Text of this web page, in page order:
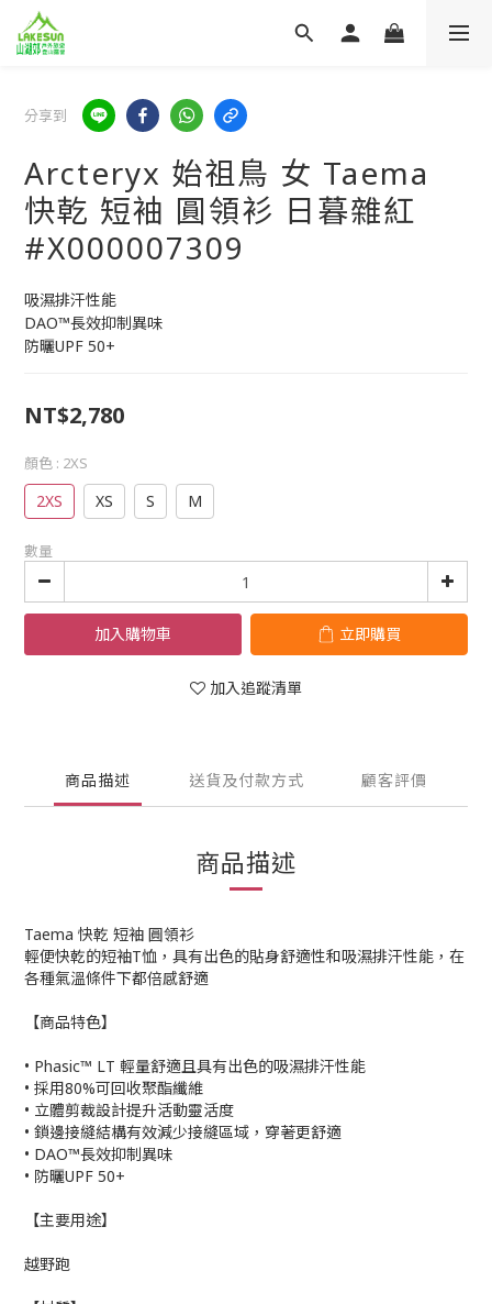
分享到
Arcteryx 始祖鳥 女 Taema
快乾 短袖 圓領衫 日暮雜紅
#X000007309
吸濕排汗性能
DAO™長效抑制異味
防曬UPF 50+
NT$2,780
顏色 : 2XS
2XS XS S M
數量
加入購物車 立即購買
加入追蹤清單
商品描述 送貨及付款方式 顧客評價
商品描述
Taema 快乾 短袖 圓領衫
輕便快乾的短袖T恤，具有出色的貼身舒適性和吸濕排汗性能，在
各種氣溫條件下都倍感舒適
【商品特色】
• Phasic™ LT 輕量舒適且具有出色的吸濕排汗性能
• 採用80%可回收聚酯纖維
• 立體剪裁設計提升活動靈活度
• 鎖邊接縫結構有效減少接縫區域，穿著更舒適
• DAO™長效抑制異味
• 防曬UPF 50+
【主要用途】
越野跑